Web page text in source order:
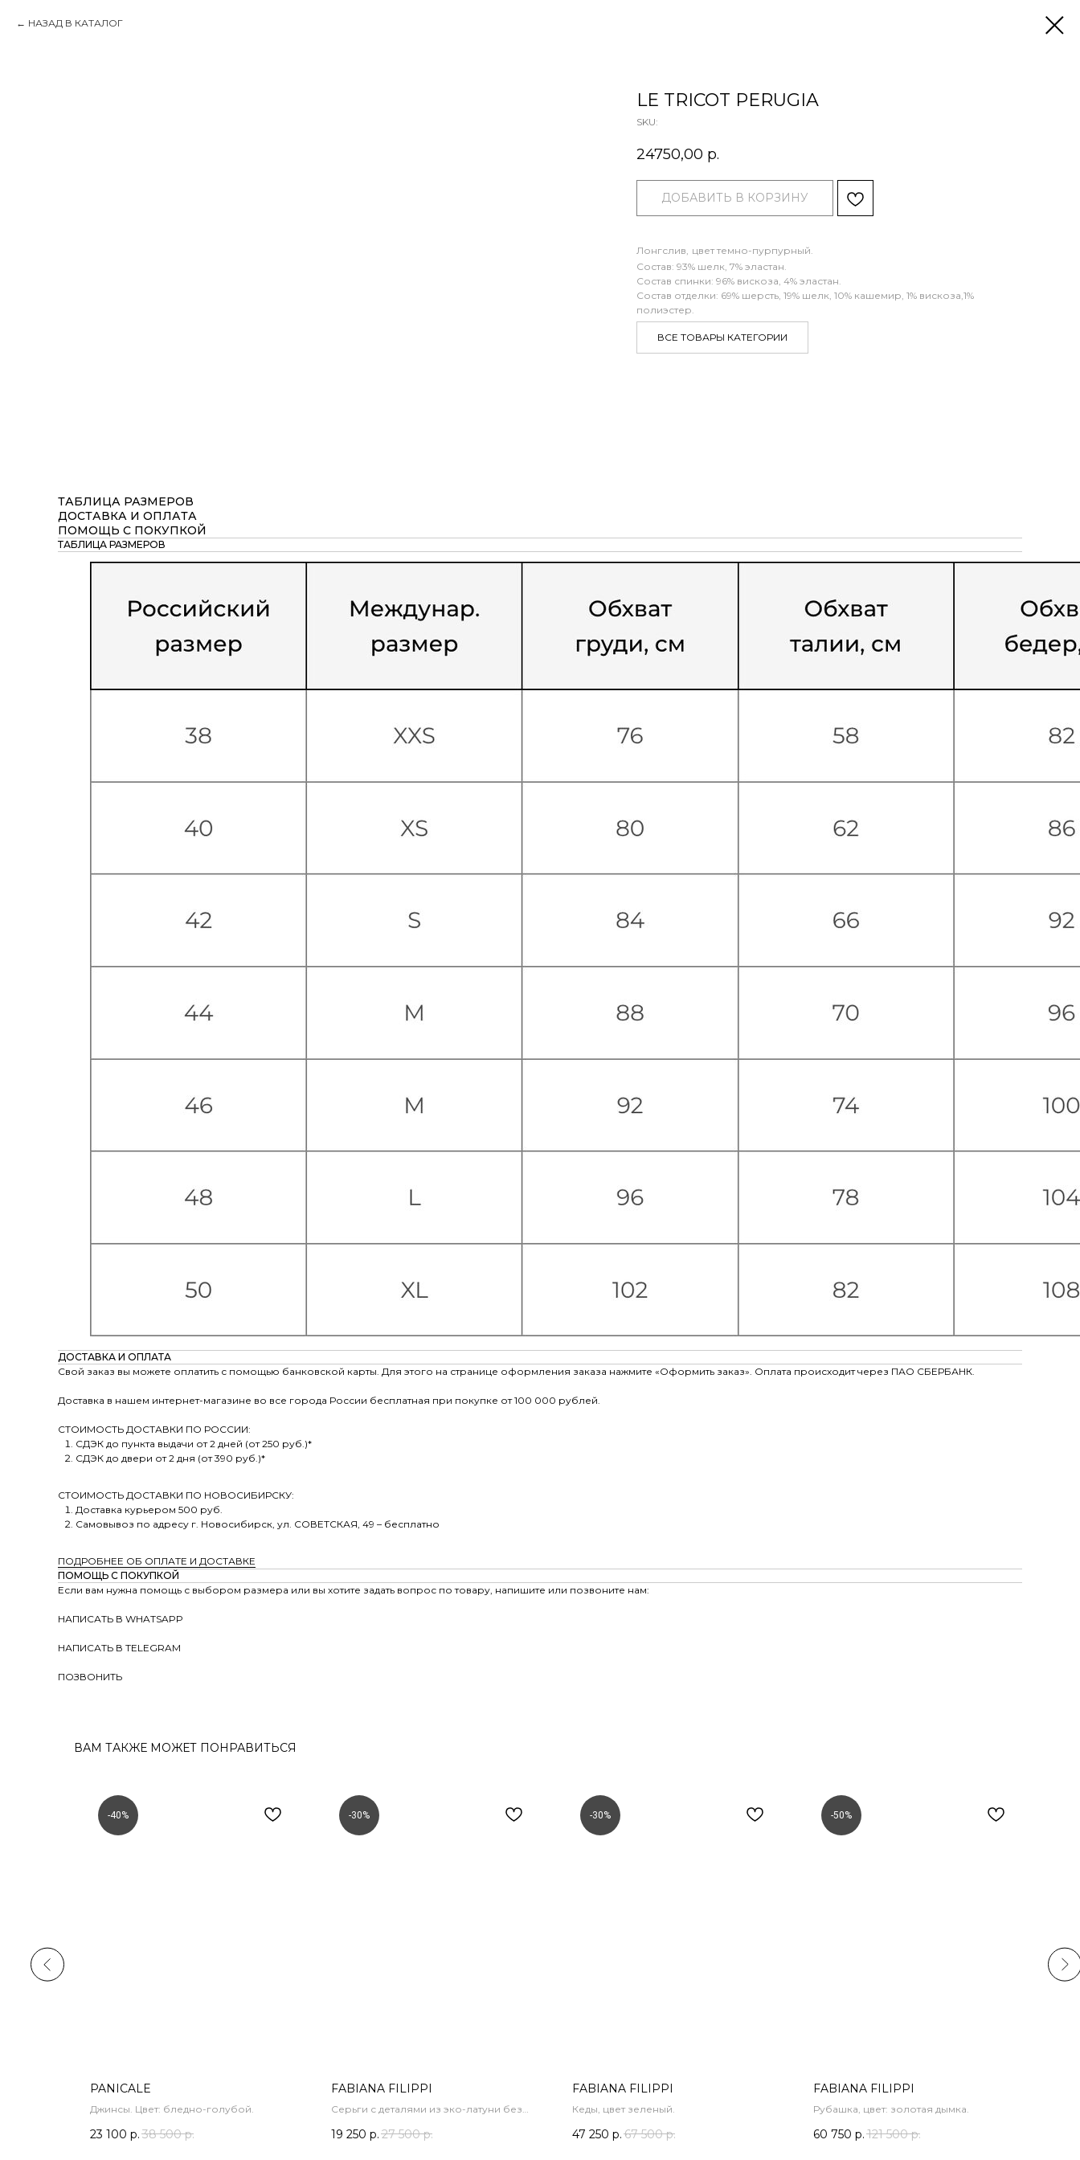
НАЗАД В КАТАЛОГ
LE TRICOT PERUGIA
SKU:
24750,00 р.
ДОБАВИТЬ В КОРЗИНУ
Лонгслив, цвет темно-пурпурный.
Состав: 93% шелк, 7% эластан.
Состав спинки: 96% вискоза, 4% эластан.
Состав отделки: 69% шерсть, 19% шелк, 10% кашемир, 1% вискоза,1%
полиэстер.
ВСЕ ТОВАРЫ КАТЕГОРИИ
ТАБЛИЦА РАЗМЕРОВ
ДОСТАВКА И ОПЛАТА
ПОМОЩЬ С ПОКУПКОЙ
ТАБЛИЦА РАЗМЕРОВ
ДОСТАВКА И ОПЛАТА
Свой заказ вы можете оплатить с помощью банковской карты. Для этого на странице оформления заказа нажмите «Оформить заказ». Оплата происходит через ПАО СБЕРБАНК.
Доставка в нашем интернет-магазине во все города России бесплатная при покупке от 100 000 рублей.
СТОИМОСТЬ ДОСТАВКИ ПО РОССИИ:
СДЭК до пункта выдачи от 2 дней (от 250 руб.)*
СДЭК до двери от 2 дня (от 390 руб.)*
СТОИМОСТЬ ДОСТАВКИ ПО НОВОСИБИРСКУ:
Доставка курьером 500 руб.
Самовывоз по адресу г. Новосибирск, ул. СОВЕТСКАЯ, 49 – бесплатно
ПОДРОБНЕЕ ОБ ОПЛАТЕ И ДОСТАВКЕ
ПОМОЩЬ С ПОКУПКОЙ
Если вам нужна помощь с выбором размера или вы хотите задать вопрос по товару, напишите или позвоните нам:
НАПИСАТЬ В WHATSAPP
НАПИСАТЬ В TELEGRAM
ПОЗВОНИТЬ
ВАМ ТАКЖЕ МОЖЕТ ПОНРАВИТЬСЯ
-40%
PANICALE
Джинсы. Цвет: бледно-голубой.
23 100 р. 38 500 р.
-30%
FABIANA FILIPPI
Серьги с деталями из эко-латуни без
19 250 р. 27 500 р.
-30%
FABIANA FILIPPI
Кеды, цвет зеленый.
47 250 р. 67 500 р.
-50%
FABIANA FILIPPI
Рубашка, цвет: золотая дымка.
60 750 р. 121 500 р.